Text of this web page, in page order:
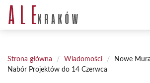
Przejdź
treści
Strona główna / Wiadomości /
Nowe
Nabór Projektów do 14 Czerwca